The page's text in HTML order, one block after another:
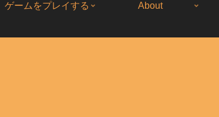
ゲームをプレイする About